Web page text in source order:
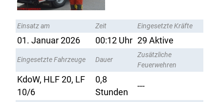
Einsatz am Zeit Eingesetzte Kräfte
01. Januar 2026 00:12 Uhr 29 Aktive
Eingesetzte Fahrzeuge Dauer
Zusätzliche
Feuerwehren
KdoW, HLF 20, LF
10/6
0,8
Stunden
---